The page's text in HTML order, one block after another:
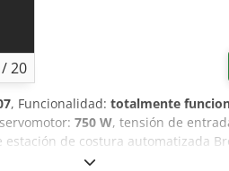
/20
, Funcionalidad: totalmente
750 W, tensión de
estación de costura automatizada
F, disponible como estación de